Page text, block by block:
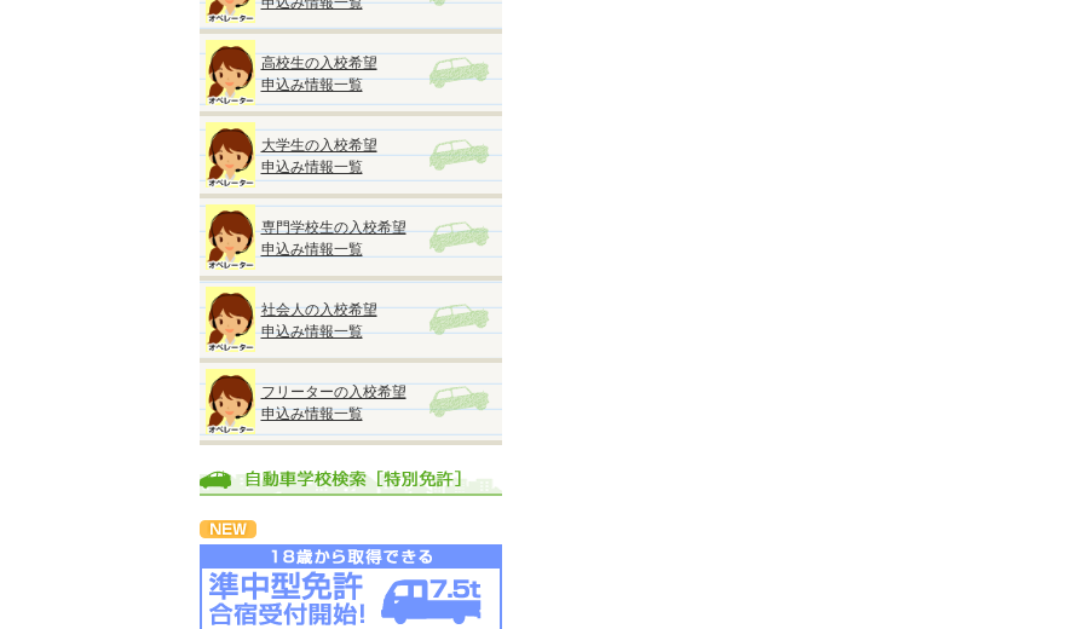
高校生の入校希望
申込み情報一覧
大学生の入校希望
申込み情報一覧
専門学校生の入校希望
申込み情報一覧
社会人の入校希望
申込み情報一覧
フリーターの入校希望
申込み情報一覧